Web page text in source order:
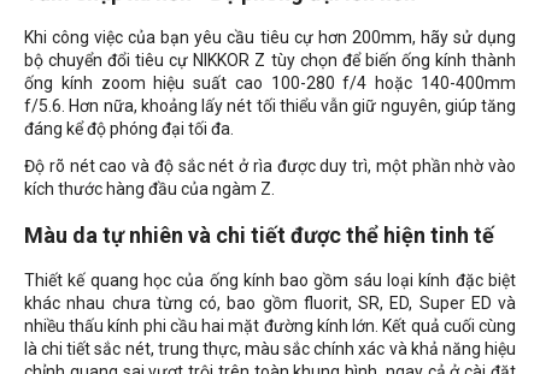
Khi công việc của bạn yêu cầu tiêu cự hơn 200mm, hãy sử dụng
bộ chuyển đổi tiêu cự NIKKOR Z tùy chọn để biến ống kính thành
ống kính zoom hiệu suất cao 100-280 f/4 hoặc 140-400mm
f/5.6. Hơn nữa, khoảng lấy nét tối thiểu vẫn giữ nguyên, giúp tăng
đáng kể độ phóng đại tối đa.
Độ rõ nét cao và độ sắc nét ở rìa được duy trì, một phần nhờ vào
kích thước hàng đầu của ngàm Z.
Màu da tự nhiên và chi tiết được thể hiện tinh tế
Thiết kế quang học của ống kính bao gồm sáu loại kính đặc biệt
khác nhau chưa từng có, bao gồm fluorit, SR, ED, Super ED và
nhiều thấu kính phi cầu hai mặt đường kính lớn. Kết quả cuối cùng
là chi tiết sắc nét, trung thực, màu sắc chính xác và khả năng hiệu